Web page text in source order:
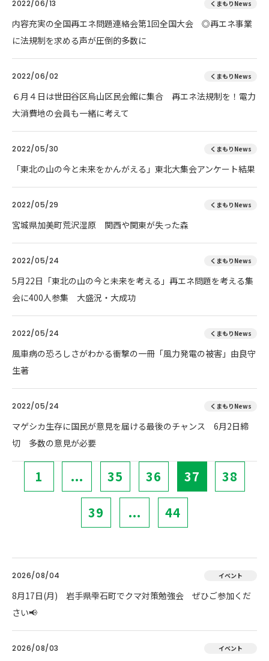
2022/06/13 くまもりNews
内容充実の全国再エネ問題連絡会第1回全国大会 ◎再エネ事業
に法規制を求める声が圧倒的多数に
2022/06/02 くまもりNews
６月４日は世田谷区烏山区民会館に集合 再エネ法規制を！電力
大消費地の会員も一緒に考えて
2022/05/30 くまもりNews
「東北の山の今と未来をかんがえる」東北大集会アンケート結果
2022/05/29 くまもりNews
宮城県加美町荒沢湿原 関西や関東が失った森
2022/05/24 くまもりNews
5月22日「東北の山の今と未来を考える」再エネ問題を考える集
会に400人参集 大盛況・大成功
2022/05/24 くまもりNews
風車病の恐ろしさがわかる衝撃の一冊「風力発電の被害」由良守
生著
2022/05/24 くまもりNews
マゲシカ生存に国民が意見を届ける最後のチャンス 6月2日締
切 多数の意見が必要
1 ... 35 36 37 38
39 ... 44
2026/08/04 イベント
8月17日(月) 岩手県雫石町でクマ対策勉強会 ぜひご参加くだ
さい📢
2026/08/03 イベント